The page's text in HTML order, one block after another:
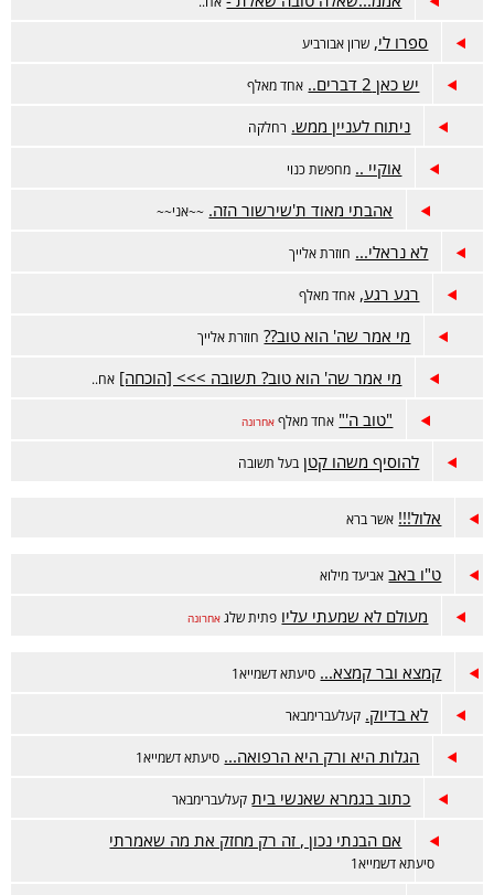
ספרו לי, שרון אבורביע
יש כאן 2 דברים.. אחד מאלף
ניתוח לעניין ממש. רחלקה
אוקיי .. מחפשת כנוי
אהבתי מאוד ת'שירשור הזה. ~~אני~~
לא נראלי... חוזרת אלייך
רגע רגע, אחד מאלף
מי אמר שה' הוא טוב?? חוזרת אלייך
מי אמר שה' הוא טוב? תשובה >>> [הוכחה] אח..
"טוב ה'" אחד מאלף אחרונה
להוסיף משהו קטן בעל תשובה
אלול!!! אשר ברא
ט"ו באב אביעד מילוא
מעולם לא שמעתי עליו פתית שלג אחרונה
קמצא ובר קמצא... סיעתא דשמייא1
לא בדיוק. קעלעברימבאר
הגלות היא ורק היא הרפואה... סיעתא דשמייא1
כתוב בגמרא שאנשי בית קעלעברימבאר
אם הבנתי נכון , זה רק מחזק את מה שאמרתי
סיעתא דשמייא1